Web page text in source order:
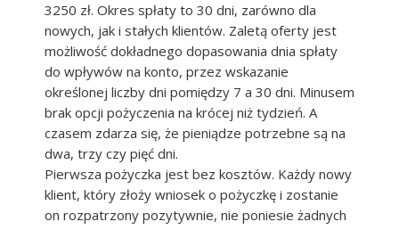
3250 zł. Okres spłaty to 30 dni, zarówno dla
nowych, jak i stałych klientów. Zaletą oferty jest
możliwość dokładnego dopasowania dnia spłaty
do wpływów na konto, przez wskazanie
określonej liczby dni pomiędzy 7 a 30 dni. Minusem
brak opcji pożyczenia na krócej niż tydzień. A
czasem zdarza się, że pieniądze potrzebne są na
dwa, trzy czy pięć dni.
Pierwsza pożyczka jest bez kosztów. Każdy nowy
klient, który złoży wniosek o pożyczkę i zostanie
on rozpatrzony pozytywnie, nie poniesie żadnych